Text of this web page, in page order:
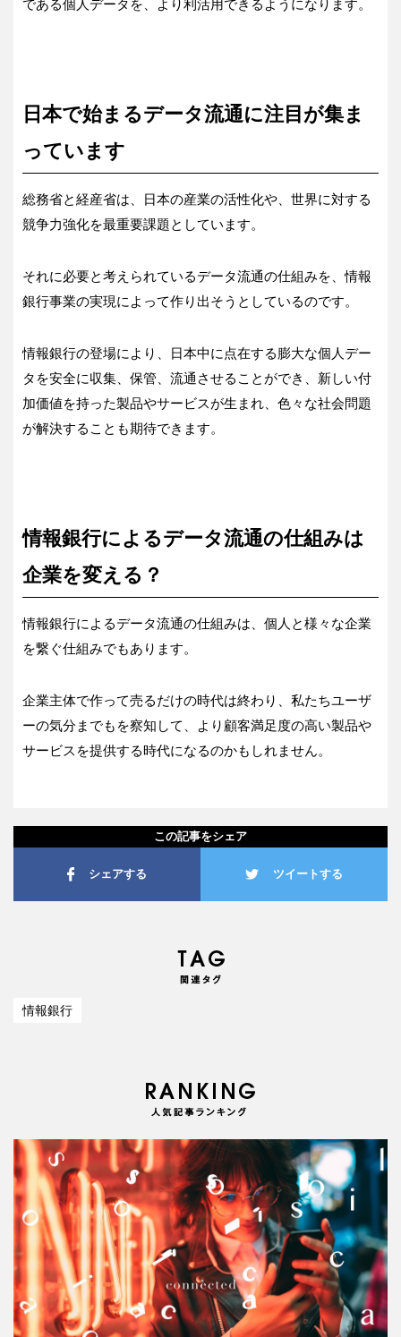
である個人データを、より利活用できるようになります。
日本で始まるデータ流通に注目が集ま
っています
総務省と経産省は、日本の産業の活性化や、世界に対する
競争力強化を最重要課題としています。
それに必要と考えられているデータ流通の仕組みを、情報
銀行事業の実現によって作り出そうとしているのです。
情報銀行の登場により、日本中に点在する膨大な個人デー
タを安全に収集、保管、流通させることができ、新しい付
加価値を持った製品やサービスが生まれ、色々な社会問題
が解決することも期待できます。
情報銀行によるデータ流通の仕組みは
企業を変える？
情報銀行によるデータ流通の仕組みは、個人と様々な企業
を繋ぐ仕組みでもあります。
企業主体で作って売るだけの時代は終わり、私たちユーザ
ーの気分までもを察知して、より顧客満足度の高い製品や
サービスを提供する時代になるのかもしれません。
この記事をシェア
シェアする ツイートする
情報銀行